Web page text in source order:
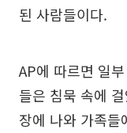
된 사람들이다.
AP에 따르면 일
들은 침묵 속에
장에 나와 가족들